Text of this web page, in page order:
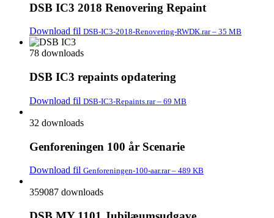
DSB IC3 2018 Renovering Repaint
Download fil DSB-IC3-2018-Renovering-RWDK.rar – 35 MB
78 downloads
DSB IC3 repaints opdatering
Download fil DSB-IC3-Repaints.rar – 69 MB
32 downloads
Genforeningen 100 år Scenarie
Download fil Genforeningen-100-aar.rar – 489 KB
359087 downloads